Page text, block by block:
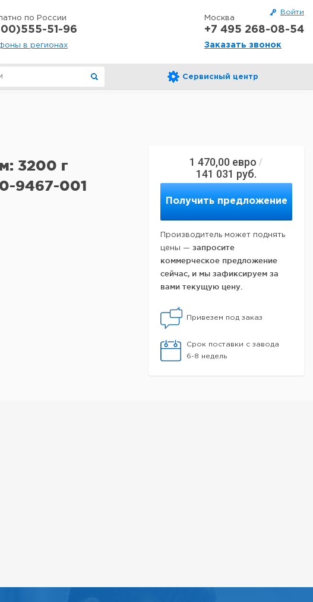
Войти
по России
51-96
в регионах
Москва
+7 495 268-08-54
Заказать звонок
Сервисный центр
1 470,00 евро /
141 031 руб.
Получить предложение
Производитель может поднять
цены — запросите
коммерческое предложение
сейчас, и мы зафиксируем за
вами текущую цену.
Привезем под заказ
Срок поставки с завода
6-8 недель
3200 г
9467-001